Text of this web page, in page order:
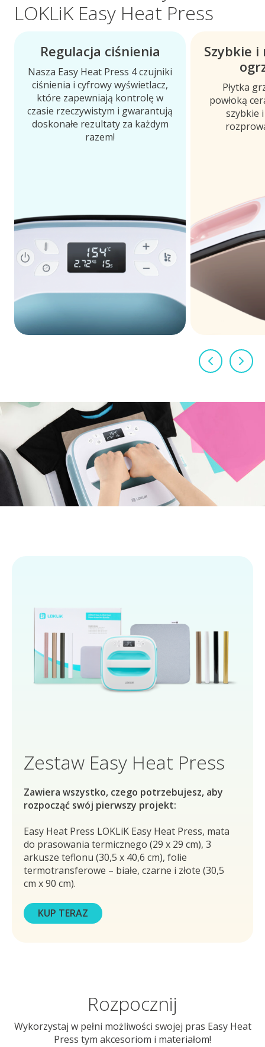
LOKLiK Easy Heat Press
Regulacja ciśnienia
Nasza Easy Heat Press 4 czujniki
ciśnienia i cyfrowy wyświetlacz,
które zapewniają kontrolę w
czasie rzeczywistym i gwarantują
doskonałe rezultaty za każdym
razem!
Szybkie
Płytka
powłoką
szybkie
Zestaw Easy Heat Press
Zawiera wszystko, czego potrzebujesz, aby
rozpocząć swój pierwszy projekt:
Easy Heat Press LOKLiK Easy Heat Press, mata
do prasowania termicznego (29 x 29 cm), 3
arkusze teflonu (30,5 x 40,6 cm), folie
termotransferowe – białe, czarne i złote (30,5
cm x 90 cm).
KUP TERAZ
Rozpocznij
Wykorzystaj w pełni możliwości swojej pras Easy Heat
Press tym akcesoriom i materiałom!